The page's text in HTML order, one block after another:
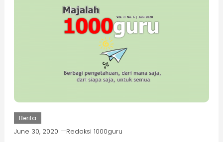
Berita
June 30, 2020 Redaksi 1000guru